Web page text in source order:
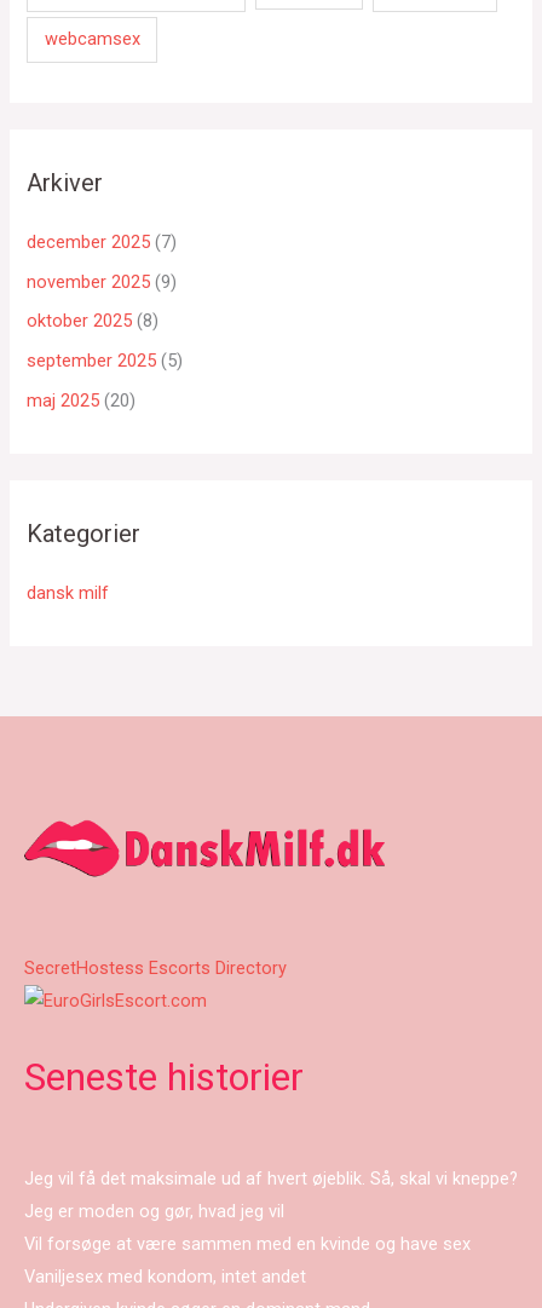
webcamsex
Arkiver
december 2025 (7)
november 2025 (9)
oktober 2025 (8)
september 2025 (5)
maj 2025 (20)
Kategorier
dansk milf
SecretHostess Escorts Directory
Seneste historier
Jeg vil få det maksimale ud af hvert øjeblik. Så, skal vi kneppe?
Jeg er moden og gør, hvad jeg vil
Vil forsøge at være sammen med en kvinde og have sex
Vaniljesex med kondom, intet andet